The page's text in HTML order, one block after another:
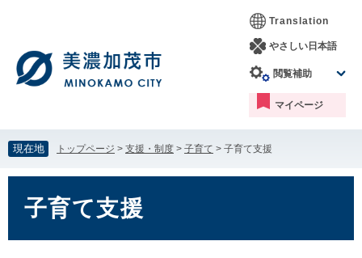
す。
し
て
本
文
Translation
やさしい日本語
閲覧補助
マイページ
現在地 トップページ > 支援・制度 > 子育て > 子育て支援
子育て支援